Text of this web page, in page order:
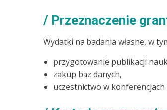
Przeznaczenie
Wydatki na badania własne, w
przygotowanie publikacji
zakup baz danych,
uczestnictwo w